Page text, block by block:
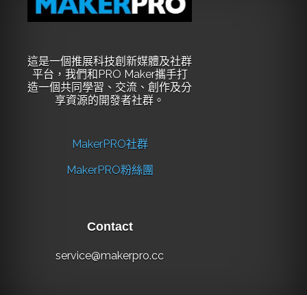
這是一個推展科技創新媒體及社群
平台，我們和PRO Maker攜手打
造一個共同學習、交流、創作及分
享資源的開發者社群。
MakerPRO社群
MakerPRO粉絲團
Contact
service@makerpro.cc